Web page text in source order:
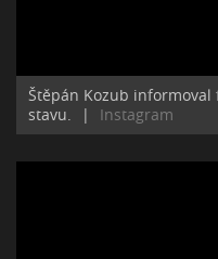
Štěpán Kozub
stavu.
| Instagram